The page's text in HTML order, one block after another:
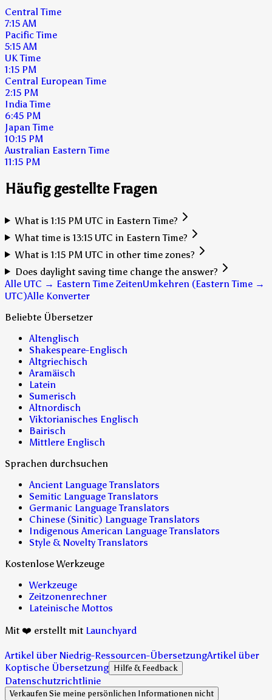
Central Time
7:15 AM
Pacific Time
5:15 AM
UK Time
1:15 PM
Central European Time
2:15 PM
India Time
6:45 PM
Japan Time
10:15 PM
Australian Eastern Time
11:15 PM
Häufig gestellte Fragen
What is 1:15 PM UTC in Eastern Time?
What time is 13:15 UTC in Eastern Time?
What is 1:15 PM UTC in other time zones?
Does daylight saving time change the answer?
Alle UTC → Eastern Time ZeitenUmkehren (Eastern Time →
UTC)Alle Konverter
Beliebte Übersetzer
Altenglisch
Shakespeare-Englisch
Altgriechisch
Aramäisch
Latein
Sumerisch
Altnordisch
Viktorianisches Englisch
Bairisch
Mittlere Englisch
Sprachen durchsuchen
Ancient Language Translators
Semitic Language Translators
Germanic Language Translators
Chinese (Sinitic) Language Translators
Indigenous American Language Translators
Style & Novelty Translators
Kostenlose Werkzeuge
Werkzeuge
Zeitzonenrechner
Lateinische Mottos
Mit ❤️ erstellt mit Launchyard
Artikel über Niedrig-Ressourcen-ÜbersetzungArtikel über
Koptische Übersetzung Hilfe & Feedback
Datenschutzrichtlinie
Verkaufen Sie meine persönlichen Informationen nicht